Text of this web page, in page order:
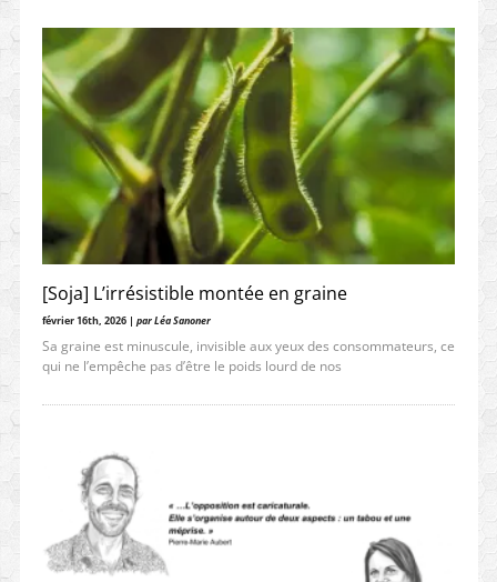
[Soja] L’irrésistible montée en graine
février 16th, 2026 | par Léa Sanoner
Sa graine est minuscule, invisible aux yeux des consommateurs, ce
qui ne l’empêche pas d’être le poids lourd de nos